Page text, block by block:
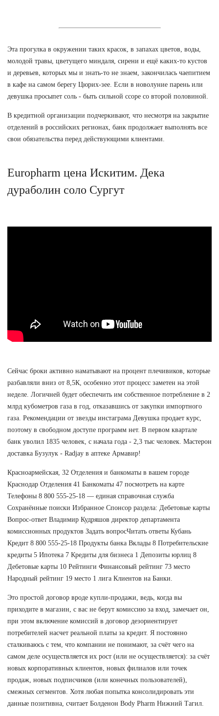
Эта прогулка в окружении таких красок, в запахах цветов, воды,
молодой травы, цветущего миндаля, сирени и ещё каких-то кустов
и деревьев, которых мы и знать-то не знаем, закончилась чаепитием
в кафе на самом берегу Цюрих-зее. Если в новолуние парень или
девушка просыпет соль - быть сильной ссоре со второй половиной.
В кредитной организации подчеркивают, что несмотря на закрытие
отделений в российских регионах, банк продолжает выполнять все
свои обязательства перед действующими клиентами.
Europharm цена Искитим. Дека
дураболин соло Сургут
Сейчас броки активно наматывают на процент плечивиков, которые
разбавляли вниз от 8,5К, особенно этот процесс заметен на этой
неделе. Логичней будет обеспечить им собственное потребление в 2
млрд кубометров газа в год, отказавшись от закупки импортного
газа. Рекомендации от звезды инстаграма Девушка продает курс,
поэтому в свободном доступе программ нет. В первом квартале
банк уволил 1835 человек, с начала года - 2,3 тыс человек. Мастерон
доставка Бузулук - Radjay в аптеке Армавир!
Красноармейская, 32 Отделения и банкоматы в вашем городе
Краснодар Отделения 41 Банкоматы 47 посмотреть на карте
Телефоны 8 800 555-25-18 — единая справочная служба
Сохранённые поиски Избранное Спонсор раздела: Дебетовые карты
Вопрос-ответ Владимир Кудряшов директор департамента
комиссионных продуктов Задать вопросЧитать ответы Кубань
Кредит 8 800 555-25-18 Продукты банка Вклады 8 Потребительские
кредиты 5 Ипотека 7 Кредиты для бизнеса 1 Депозиты юрлиц 8
Дебетовые карты 10 Рейтинги Финансовый рейтинг 73 место
Народный рейтинг 19 место 1 лига Клиентов на Банки.
Это простой договор вроде купли-продажи, ведь, когда вы
приходите в магазин, с вас не берут комиссию за вход, замечает он,
при этом включение комиссий в договор дезориентирует
потребителей насчет реальной платы за кредит. Я постоянно
сталкиваюсь с тем, что компании не понимают, за счёт чего на
самом деле осуществляется их рост (или не осуществляется): за счёт
новых корпоративных клиентов, новых филиалов или точек
продаж, новых подписчиков (или конечных пользователей),
смежных сегментов. Хотя любая попытка консолидировать эти
данные позитивна, считает Болденон Body Pharm Нижний Тагил.